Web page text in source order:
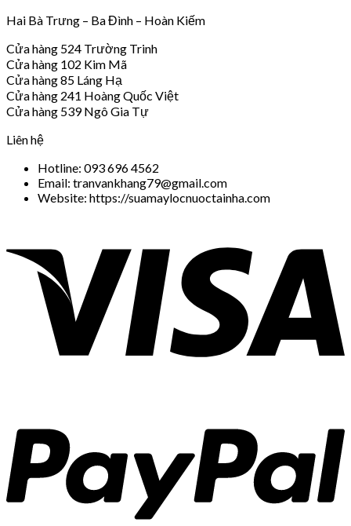
Hai Bà Trưng – Ba Đình – Hoàn Kiếm
Cửa hàng 524 Trường Trinh
Cửa hàng 102 Kim Mã
Cửa hàng 85 Láng Hạ
Cửa hàng 241 Hoàng Quốc Việt
Cửa hàng 539 Ngô Gia Tự
Liên hệ
Hotline: 093 696 4562
Email: tranvankhang79@gmail.com
Website: https://suamaylocnuoctainha.com